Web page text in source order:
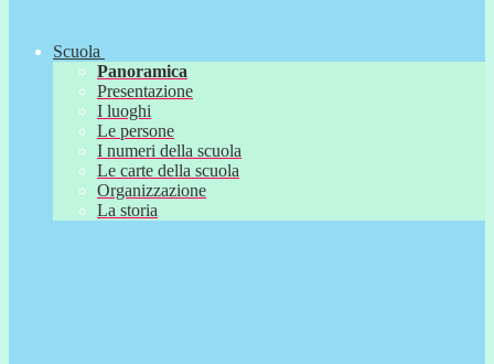
Scuola
Panoramica
Presentazione
I luoghi
Le persone
I numeri della scuola
Le carte della scuola
Organizzazione
La storia